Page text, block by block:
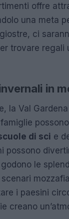
offre
una meta
ci
trovare regali
in
la Val
di sci e
possono
le
i paesini
creano